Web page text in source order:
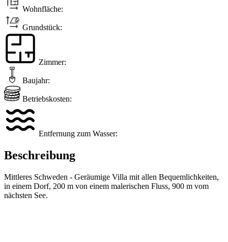
Wohnfläche:
Grundstück:
Zimmer:
Baujahr:
Betriebskosten:
Entfernung zum Wasser:
Beschreibung
Mittleres Schweden - Geräumige Villa mit allen Bequemlichkeiten,
in einem Dorf, 200 m von einem malerischen Fluss, 900 m vom
nächsten See.